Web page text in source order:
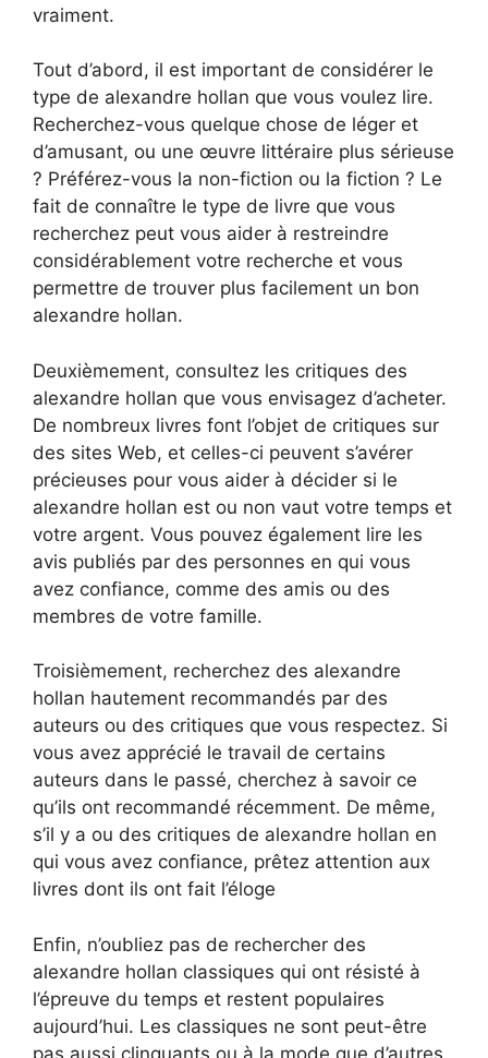
vraiment.
Tout d’abord, il est important de considérer le
type de alexandre hollan que vous voulez lire.
Recherchez-vous quelque chose de léger et
d’amusant, ou une œuvre littéraire plus sérieuse
? Préférez-vous la non-fiction ou la fiction ? Le
fait de connaître le type de livre que vous
recherchez peut vous aider à restreindre
considérablement votre recherche et vous
permettre de trouver plus facilement un bon
alexandre hollan.
Deuxièmement, consultez les critiques des
alexandre hollan que vous envisagez d’acheter.
De nombreux livres font l’objet de critiques sur
des sites Web, et celles-ci peuvent s’avérer
précieuses pour vous aider à décider si le
alexandre hollan est ou non vaut votre temps et
votre argent. Vous pouvez également lire les
avis publiés par des personnes en qui vous
avez confiance, comme des amis ou des
membres de votre famille.
Troisièmement, recherchez des alexandre
hollan hautement recommandés par des
auteurs ou des critiques que vous respectez. Si
vous avez apprécié le travail de certains
auteurs dans le passé, cherchez à savoir ce
qu’ils ont recommandé récemment. De même,
s’il y a ou des critiques de alexandre hollan en
qui vous avez confiance, prêtez attention aux
livres dont ils ont fait l’éloge
Enfin, n’oubliez pas de rechercher des
alexandre hollan classiques qui ont résisté à
l’épreuve du temps et restent populaires
aujourd’hui. Les classiques ne sont peut-être
pas aussi clinquants ou à la mode que d’autres